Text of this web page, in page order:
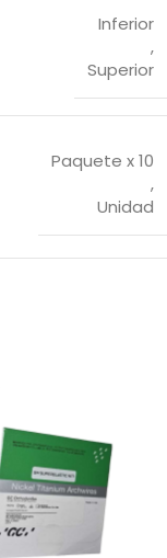
Inferior
,
Superior
Paquete x 10
,
Unidad